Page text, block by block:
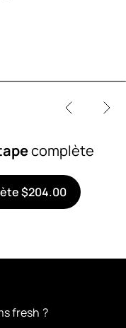
complète
$204.00
fresh ?